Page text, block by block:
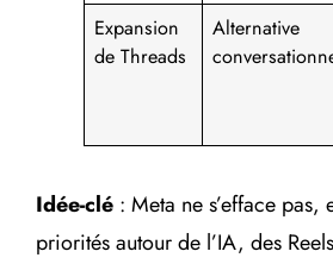
Expansion
de Threads
Alternative
Idée-clé : Meta ne s’efface pas,
priorités autour de l’IA, des